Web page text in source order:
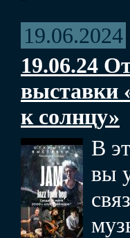
19.06.2024
19.06.24
выставки
к солнцу»
В
вы